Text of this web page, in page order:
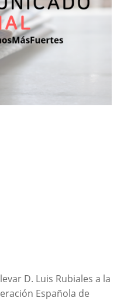
D. Luis Rubiales a la
Española de